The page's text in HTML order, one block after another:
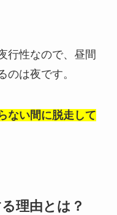
行性なので、昼間
のは夜です。
ない間に脱走して
理由とは？